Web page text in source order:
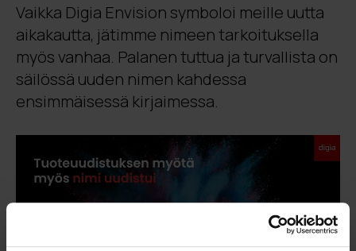
Vaikka Digia Envision symboloi meille uutta
aikakautta, jätimme nimeen tarkoituksella
myös vanhaa. Palanen tuttua ja turvallista on
säilössä uuden nimen kahdessa
ensimmäisessä kirjaimessa.